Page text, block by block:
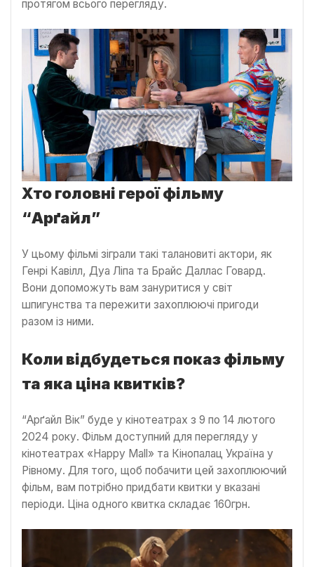
протягом всього перегляду.
Хто головні герої фільму
“Арґайл”
У цьому фільмі зіграли такі талановиті актори, як
Генрі Кавілл, Дуа Ліпа та Брайс Даллас Говард.
Вони допоможуть вам зануритися у світ
шпигунства та пережити захоплюючі пригоди
разом із ними.
Коли відбудеться показ фільму
та яка ціна квитків?
“Арґайл Вік” буде у кінотеатрах з 9 по 14 лютого
2024 року. Фільм доступний для перегляду у
кінотеатрах «Happy Mall» та Кінопалац Україна у
Рівному. Для того, щоб побачити цей захоплюючий
фільм, вам потрібно придбати квитки у вказані
періоди. Ціна одного квитка складає 160грн.